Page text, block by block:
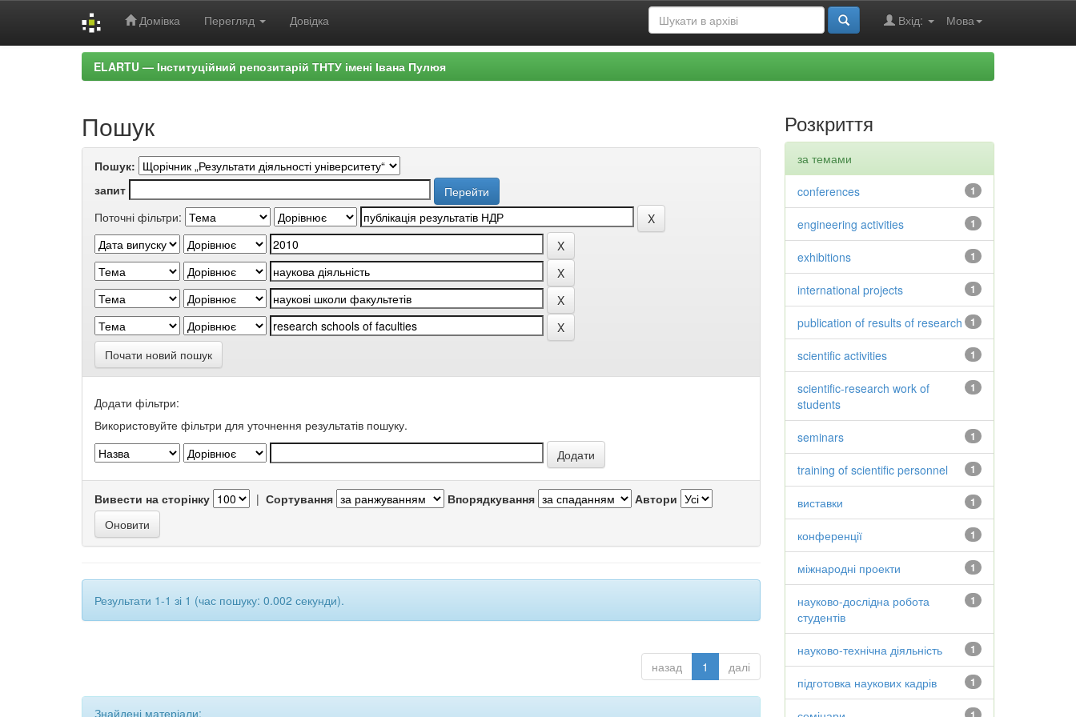
Домівка Перегляд Довідка Мова
Вхід:
ELARTU — Інституційний репозитарій ТНТУ імені Івана Пулюя
Пошук
Пошук:
запит
Поточні фільтри:
Почати новий пошук
Додати фільтри:
Використовуйте фільтри для уточнення результатів пошуку.
Вивести на сторінку | Сортування Впорядкування Автори
Результати 1-1 зі 1 (час пошуку: 0.002 секунди).
назад 1 далі
Знайдені матеріали:
Розкриття
за темами
1
conferences
1
engineering activities
1
exhibitions
1
international projects
1
publication of results of research
1
scientific activities
1
scientific-research work of
students
1
seminars
1
training of scientific personnel
1
виставки
1
конференції
1
міжнародні проекти
1
науково-дослідна робота
студентів
1
науково-технічна діяльність
1
підготовка наукових кадрів